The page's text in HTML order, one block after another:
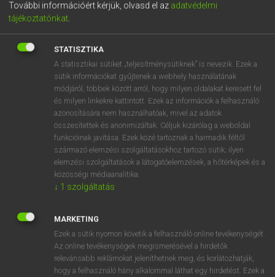
OOOOPS!
SZOTAR.NET APPLIKÁCIÓ
További információért kérjük, olvasd el az adatvédelmi
tájékoztatónkat
STATISZTIKA
A statisztikai sütiket „teljesítménysütiknek” is nevezik. Ezek a
sütik információkat gyűjtenek a webhely használatának
módjáról, többek között arról, hogy milyen oldalakat keresett fel
és milyen linkekre kattintott. Ezek az információk a felhasználó
azonosítására nem használhatóak, mivel az adatok
összesítettek és anonimizáltak. Céljuk kizárólag a weboldal
funkcióinak javítása. Ezek közé tartoznak a harmadik féltől
származó elemzési szolgáltatásokhoz tartozó sütik; ilyen
elemzési szolgáltatások a látogatóelemzések, a hőtérképek és a
közösségi médiaanalitika.
↓ 1 szolgáltatás
MARKETING
Ezek a sütik nyomon követik a felhasználó online tevékenységét.
Az online tevékenységek megismerésével a hirdetők
relevánsabb reklámokat jeleníthetnek meg, és korlátozhatják,
hogy a felhasználó hány alkalommal láthat egy hirdetést. Ezek a